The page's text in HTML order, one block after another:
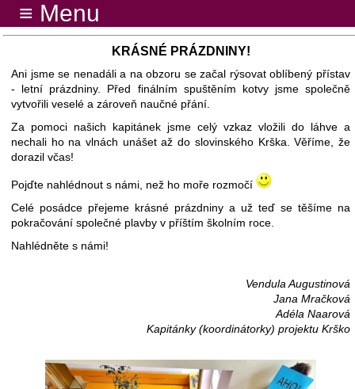
≡ Menu
KRÁSNÉ PRÁZDNINY!
Ani jsme se nenadáli a na obzoru se začal rýsovat oblíbený přístav
- letní prázdniny. Před finálním spuštěním kotvy jsme společně
vytvořili veselé a zároveň naučné přání.
Za pomoci našich kapitánek jsme celý vzkaz vložili do láhve a
nechali ho na vlnách unášet až do slovinského Krška. Věříme, že
dorazil včas!
Pojďte nahlédnout s námi, než ho moře rozmočí
Celé posádce přejeme krásné prázdniny a už teď se těšíme na
pokračování společné plavby v příštím školním roce.
Nahlédněte s námi!
Vendula Augustinová
Jana Mračková
Adéla Naarová
Kapitánky (koordinátorky) projektu Krško